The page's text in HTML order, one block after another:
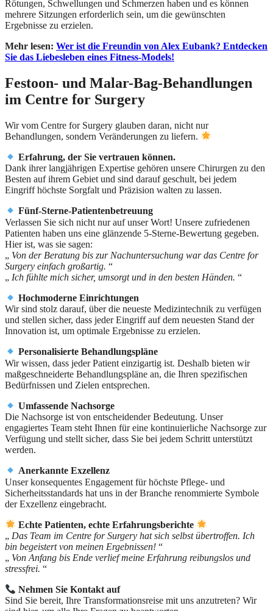
Rötungen, Schwellungen und Schmerzen haben und es können
mehrere Sitzungen erforderlich sein, um die gewünschten
Ergebnisse zu erzielen.
Mehr lesen: Wer ist die Freundin von Alex Eubank? Entdecken
Sie das Liebesleben eines Fitness-Models!
Festoon- und Malar-Bag-Behandlungen
im Centre for Surgery
Wir vom Centre for Surgery glauben daran, nicht nur
Behandlungen, sondern Veränderungen zu liefern.
Erfahrung, der Sie vertrauen können.
Dank ihrer langjährigen Expertise gehören unsere Chirurgen zu den
Besten auf ihrem Gebiet und sind darauf geschult, bei jedem
Eingriff höchste Sorgfalt und Präzision walten zu lassen.
Fünf-Sterne-Patientenbetreuung
Verlassen Sie sich nicht nur auf unser Wort! Unsere zufriedenen
Patienten haben uns eine glänzende 5-Sterne-Bewertung gegeben.
Hier ist, was sie sagen:
„ Von der Beratung bis zur Nachuntersuchung war das Centre for
Surgery einfach großartig. “
„ Ich fühlte mich sicher, umsorgt und in den besten Händen. “
Hochmoderne Einrichtungen
Wir sind stolz darauf, über die neueste Medizintechnik zu verfügen
und stellen sicher, dass jeder Eingriff auf dem neuesten Stand der
Innovation ist, um optimale Ergebnisse zu erzielen.
Personalisierte Behandlungspläne
Wir wissen, dass jeder Patient einzigartig ist. Deshalb bieten wir
maßgeschneiderte Behandlungspläne an, die Ihren spezifischen
Bedürfnissen und Zielen entsprechen.
Umfassende Nachsorge
Die Nachsorge ist von entscheidender Bedeutung. Unser
engagiertes Team steht Ihnen für eine kontinuierliche Nachsorge zur
Verfügung und stellt sicher, dass Sie bei jedem Schritt unterstützt
werden.
Anerkannte Exzellenz
Unser konsequentes Engagement für höchste Pflege- und
Sicherheitsstandards hat uns in der Branche renommierte Symbole
der Exzellenz eingebracht.
Echte Patienten, echte Erfahrungsberichte
„ Das Team im Centre for Surgery hat sich selbst übertroffen. Ich
bin begeistert von meinen Ergebnissen! “
„ Von Anfang bis Ende verlief meine Erfahrung reibungslos und
stressfrei. “
Nehmen Sie Kontakt auf
Sind Sie bereit, Ihre Transformationsreise mit uns anzutreten? Wir